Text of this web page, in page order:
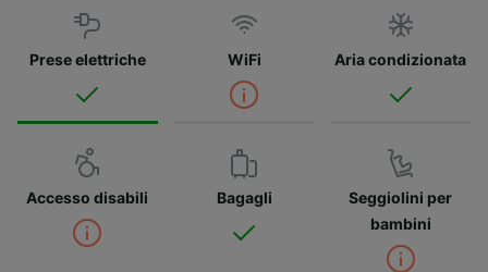
Prese elettriche WiFi Aria condizionata
Accesso disabili Bagagli
Seggiolini per
bambini